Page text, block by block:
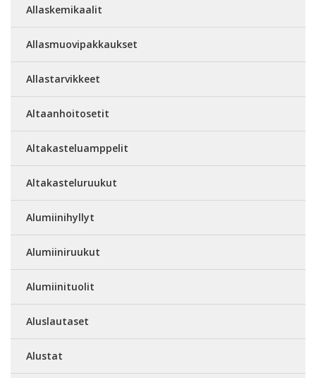
Allaskemikaalit
Allasmuovipakkaukset
Allastarvikkeet
Altaanhoitosetit
Altakasteluamppelit
Altakasteluruukut
Alumiinihyllyt
Alumiiniruukut
Alumiinituolit
Aluslautaset
Alustat